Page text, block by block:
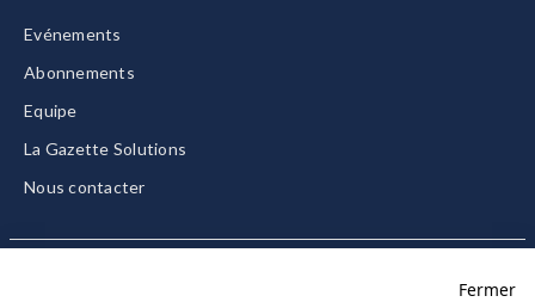
Evénements
Abonnements
Equipe
La Gazette Solutions
Nous contacter
Fermer